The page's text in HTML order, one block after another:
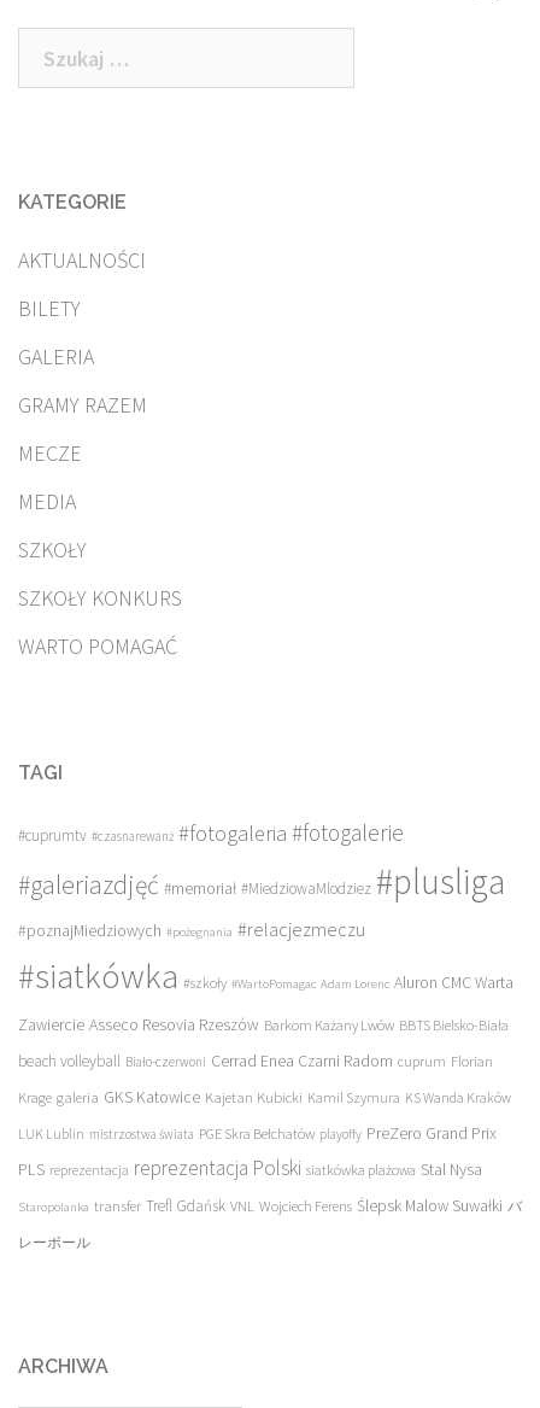
Szukaj:
KATEGORIE
AKTUALNOŚCI
BILETY
GALERIA
GRAMY RAZEM
MECZE
MEDIA
SZKOŁY
SZKOŁY KONKURS
WARTO POMAGAĆ
TAGI
#cuprumtv #czasnarewanż #fotogaleria #fotogalerie
#galeriazdjęć #memoriał #MiedziowaMlodziez #plusliga
#poznajMiedziowych #pożegnania #relacjezmeczu
#siatkówka #szkoły #WartoPomagac Adam Lorenc Aluron CMC Warta
Zawiercie Asseco Resovia Rzeszów Barkom Każany Lwów BBTS Bielsko-Biała
beach volleyball Biało-czerwoni Cerrad Enea Czarni Radom cuprum Florian
Krage galeria GKS Katowice Kajetan Kubicki Kamil Szymura KS Wanda Kraków
LUK Lublin mistrzostwa świata PGE Skra Bełchatów playoffy PreZero Grand Prix
PLS reprezentacja reprezentacja Polski siatkówka plażowa Stal Nysa
Staropolanka transfer Trefl Gdańsk VNL Wojciech Ferens Ślepsk Malow Suwałki バ
レーボール
ARCHIWA